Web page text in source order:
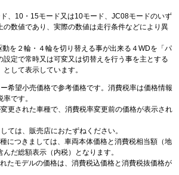
、10・15モード又は10モード、JC08モードのいず
の数値であり、実際の数値は走行条件などにより異
を２輪・４輪を切り替える事が出来る４WDを「パ
設定で常時又は可変又は切替えを行う事を主とする
して表示しています。
希望小売価格で参考価格です。消費税率は価格情報
です。
更された車種で、消費税率変更前の価格が表示され
ては、販売店におたずねください。
につきましては、車両本体価格と消費税相当額（地
だ総額表示（内税）となります。
たモデルの価格は、消費税込価格と消費税抜価格が